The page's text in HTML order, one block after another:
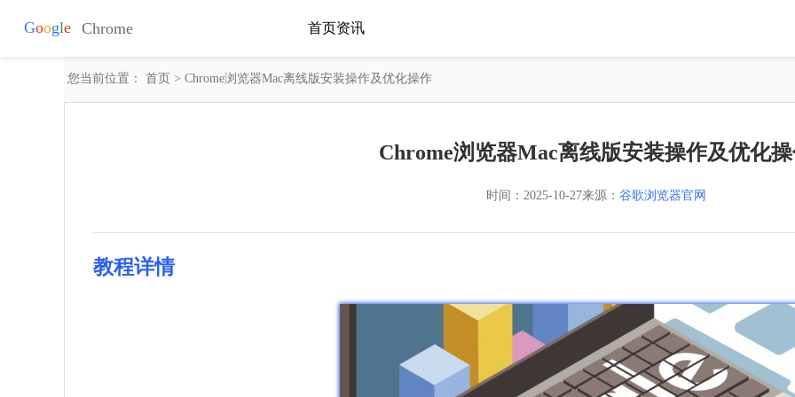
首页资讯
您当前位置： 首页 > Chrome浏览器Mac离线版安装操作及优化操作
Chrome浏览器Mac离线版安装操作及优化
时间： 2025-10-27来源： 谷歌浏览器官网
教程详情